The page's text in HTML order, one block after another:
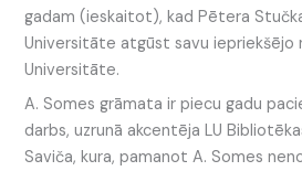
gadam (ieskaitot), kad Pētera
Universitāte atgūst savu iepriekšējo
Universitāte.
A. Somes grāmata ir piecu gadu
darbs, uzrunā akcentēja LU
Saviča, kura, pamanot A. Somes